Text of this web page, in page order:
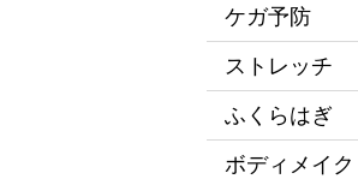
ケガ予防
ストレッチ
ふくらはぎ
ボディメイク